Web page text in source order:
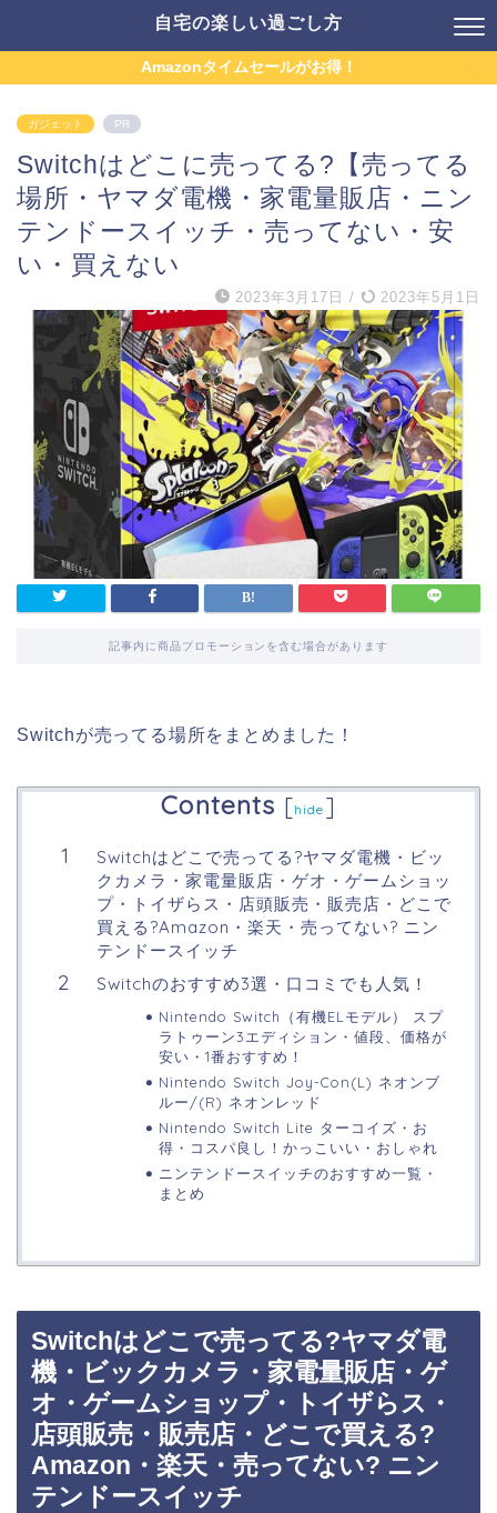
自宅の楽しい過ごし方
Amazonタイムセールがお得！
ガジェット PR
Switchはどこに売ってる?【売ってる
場所・ヤマダ電機・家電量販店・ニン
テンドースイッチ・売ってない・安
い・買えない
2023年3月17日 / 2023年5月1日
記事内に商品プロモーションを含む場合があります
Switchが売ってる場所をまとめました！
Contents [hide ]
Switchはどこで売ってる?ヤマダ電機・ビッ
クカメラ・家電量販店・ゲオ・ゲームショッ
プ・トイザらス・店頭販売・販売店・どこで
買える?Amazon・楽天・売ってない? ニン
テンドースイッチ
Switchのおすすめ3選・口コミでも人気！
Nintendo Switch（有機ELモデル） スプ
ラトゥーン3エディション・値段、価格が
安い・1番おすすめ！
Nintendo Switch Joy-Con(L) ネオンブ
ルー/(R) ネオンレッド
Nintendo Switch Lite ターコイズ・お
得・コスパ良し！かっこいい・おしゃれ
ニンテンドースイッチのおすすめ一覧・
まとめ
Switchはどこで売ってる?ヤマダ電
機・ビックカメラ・家電量販店・ゲ
オ・ゲームショップ・トイザらス・
店頭販売・販売店・どこで買える?
Amazon・楽天・売ってない? ニン
テンドースイッチ